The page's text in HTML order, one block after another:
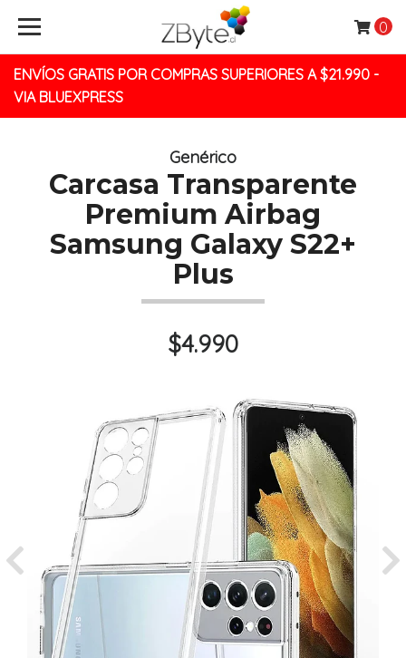
ENVÍOS GRATIS POR COMPRAS SUPERIORES A $21.990 -
VIA BLUEXPRESS
0
Genérico
Carcasa Transparente
Premium Airbag
Samsung Galaxy S22+
Plus
$4.990
Previous